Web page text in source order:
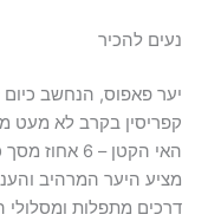
נעים להכיר
יער פאפוס, הנחשב
קפריסין בקרב לא מעט
מציע היער המרהיב
דרכים מתפלות ומסלולי